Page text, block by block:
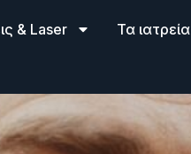
& Laser Τα ιατρεία